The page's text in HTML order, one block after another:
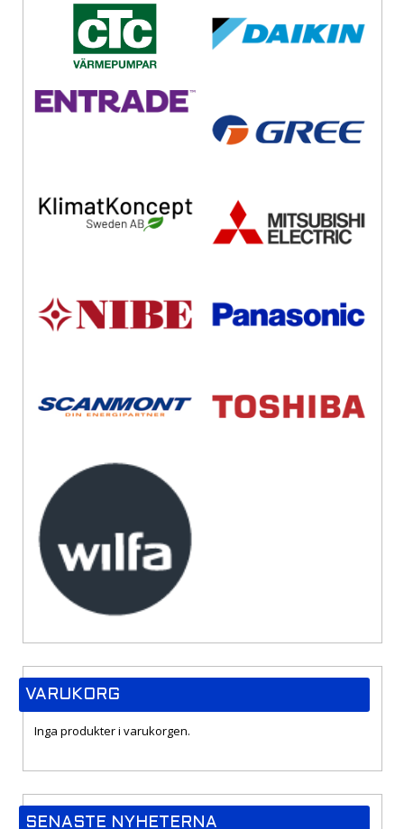
VARUKORG
Inga produkter i varukorgen.
SENASTE NYHETERNA